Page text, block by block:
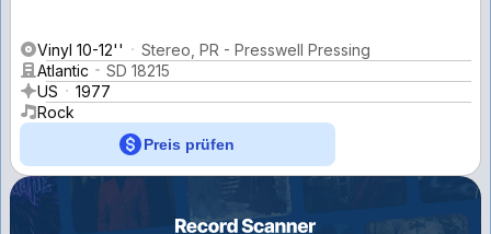
Vinyl 10-12''
Stereo, PR - Presswell Pressing
Atlantic
SD 18215
US
1977
Rock
Preis prüfen